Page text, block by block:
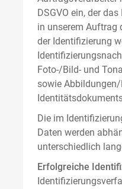
DSGVO ein, der
in unserem Auftrag
der Identifizierung
Foto-/Bild- und
sowie
Die im
Daten werden
unterschiedlich
Erfolgreiche